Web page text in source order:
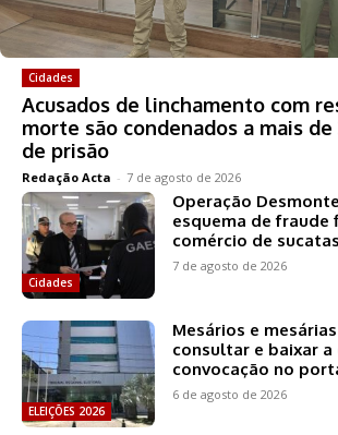
Cidades
Acusados de linchamento com
morte são condenados a mais de
de prisão
Redação Acta - 7 de agosto de 2026
Cidades
Operação
esquema de fraude
comércio de sucatas
7 de agosto de 2026
ELEIÇÕES 2026
Mesários e
consultar e baixar a
convocação no
6 de agosto de 2026